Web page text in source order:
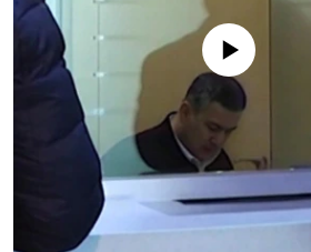
No media source currently